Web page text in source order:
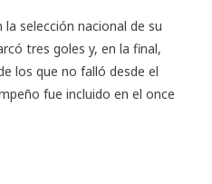
selección nacional de su
tres goles y, en la final,
los que no falló desde el
fue incluido en el once